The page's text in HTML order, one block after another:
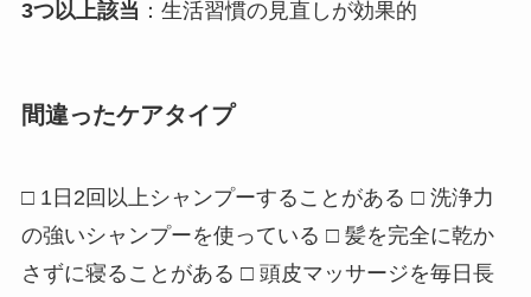
3つ以上該当 ：生活習慣の見直しが効果的
間違ったケアタイプ
□ 1日2回以上シャンプーすることがある □ 洗浄力
の強いシャンプーを使っている □ 髪を完全に乾か
さずに寝ることがある □ 頭皮マッサージを毎日長